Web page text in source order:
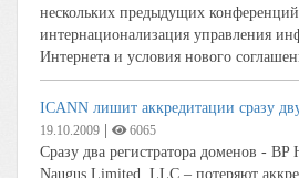
нескольких предыдущих
интернационализация управления
Интернета и условия нового
ICANN лишит аккредитации сразу
19.10.2009 6065
Сразу два регистратора доменов - BP
Naugus Limited, LLC – потеряют